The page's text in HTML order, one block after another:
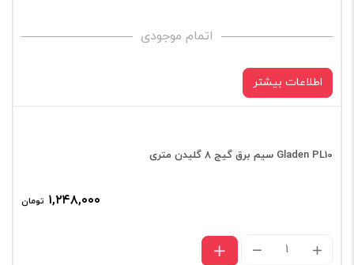
5.0M
ECO
اتمام موجودی
اطلاعات بیشتر
Gladen PL10 سیم برق گیج ۸ گلیدن متری
۱,۲۴۸,۰۰۰ تومان
Gladen